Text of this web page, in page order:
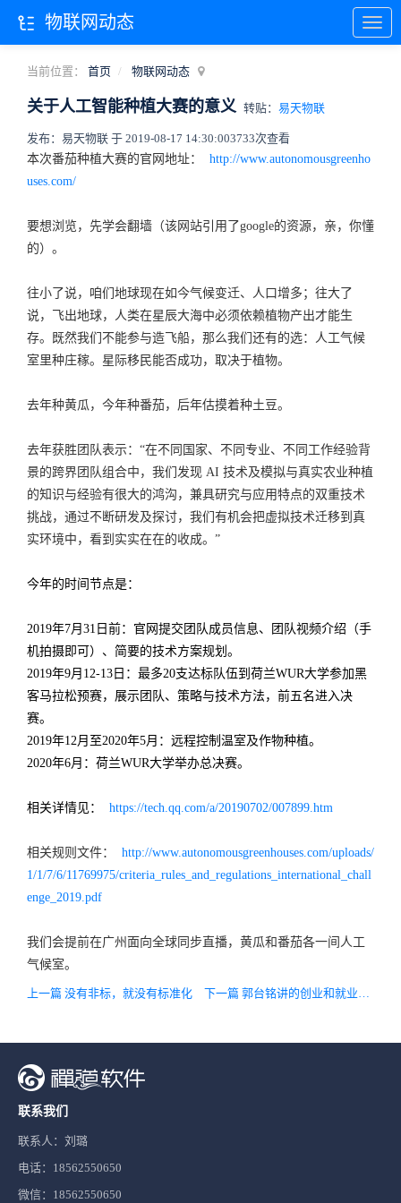
当前位置： 首页 物联网动态
关于人工智能种植大赛的意义 转贴： 易天物联
发布：易天物联 于 2019-08-17 14:30:003733次查看
本次番茄种植大赛的官网地址： http://www.autonomousgreenho
uses.com/
要想浏览，先学会翻墙（该网站引用了google的资源，亲，你懂
的）。
往小了说，咱们地球现在如今气候变迁、人口增多；往大了
说，飞出地球，人类在星辰大海中必须依赖植物产出才能生
存。既然我们不能参与造飞船，那么我们还有的选：人工气候
室里种庄稼。星际移民能否成功，取决于植物。
去年种黄瓜，今年种番茄，后年估摸着种土豆。
去年获胜团队表示：“在不同国家、不同专业、不同工作经验背
景的跨界团队组合中，我们发现 AI 技术及模拟与真实农业种植
的知识与经验有很大的鸿沟，兼具研究与应用特点的双重技术
挑战，通过不断研发及探讨，我们有机会把虚拟技术迁移到真
实环境中，看到实实在在的收成。”
今年的时间节点是：
2019年7月31日前：官网提交团队成员信息、团队视频介绍（手
机拍摄即可）、简要的技术方案规划。
2019年9月12-13日：最多20支达标队伍到荷兰WUR大学参加黑
客马拉松预赛，展示团队、策略与技术方法，前五名进入决
赛。
2019年12月至2020年5月：远程控制温室及作物种植。
2020年6月：荷兰WUR大学举办总决赛。
相关详情见： https://tech.qq.com/a/20190702/007899.htm
相关规则文件： http://www.autonomousgreenhouses.com/uploads/
1/1/7/6/11769975/criteria_rules_and_regulations_international_chall
enge_2019.pdf
我们会提前在广州面向全球同步直播，黄瓜和番茄各一间人工
气候室。
上一篇 没有非标，就没有标准化 下一篇 郭台铭讲的创业和就业的故事
物联网动态
联系我们
联系人：刘璐
电话：18562550650
微信：18562550650